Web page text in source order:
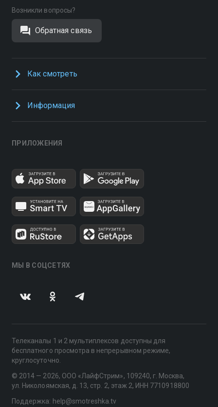
Возникли вопросы?
Обратная связь
Как смотреть
Информация
ПРИЛОЖЕНИЯ
МЫ В СОЦСЕТЯХ
Телеканалы 1 и 2 мультиплексов доступны для
бесплатного просмотра в непрерывном режиме,
круглосуточно.
© 2014 — 2026, ООО «ЛайфСтрим», 109240, г. Москва,
ул. Николоямская, д. 13, стр. 2, этаж 2, ИНН 7710918800
Поддержка: help@smotreshka.tv